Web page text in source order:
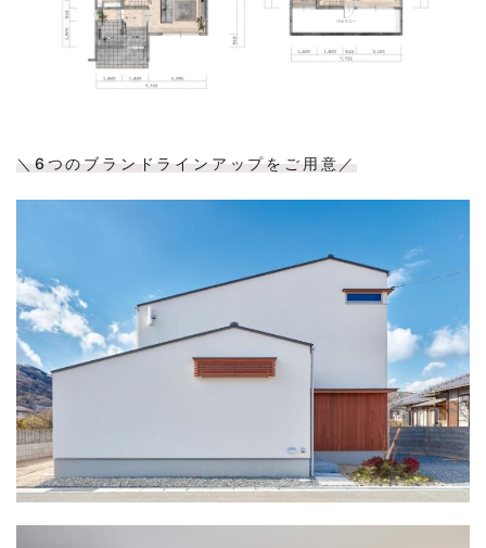
＼6つのブランドラインアップをご用意／